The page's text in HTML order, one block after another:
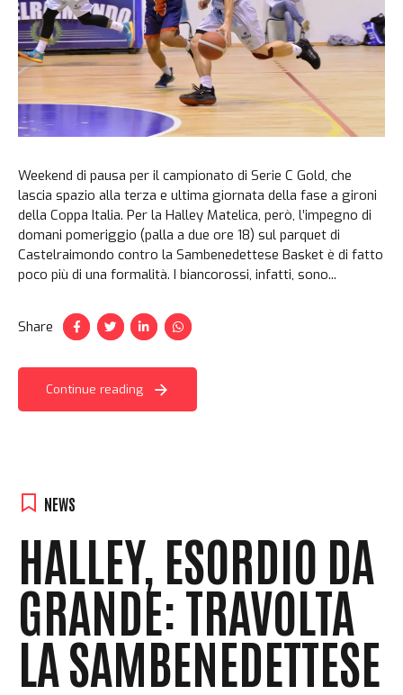
Weekend di pausa per il campionato di Serie C Gold, che
lascia spazio alla terza e ultima giornata della fase a gironi
della Coppa Italia. Per la Halley Matelica, però, l’impegno di
domani pomeriggio (palla a due ore 18) sul parquet di
Castelraimondo contro la Sambenedettese Basket è di fatto
poco più di una formalità. I biancorossi, infatti, sono...
Share
Continue reading
NEWS
HALLEY, ESORDIO DA
GRANDE: TRAVOLTA
LA SAMBENEDETTESE